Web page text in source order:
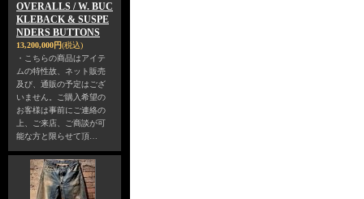
OVERALLS / W. BUC
KLEBACK & SUSPE
NDERS BUTTONS
13,200,000円(税込)
・こちらの商品はアイテ
ムの特性故、ネット販売
及び、通販の予定はござ
いません。ご購入希望の
お客様は事前にご連絡の
上、ご来店、ご商談が可
能な方と限らせて頂…